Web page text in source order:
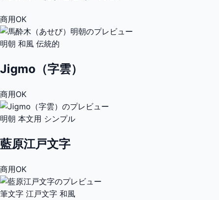
商用OK
明朝 和風 伝統的
Jigmo（字雲）
商用OK
明朝 本文用 シンプル
藍原江戸文字
商用OK
筆文字 江戸文字 和風